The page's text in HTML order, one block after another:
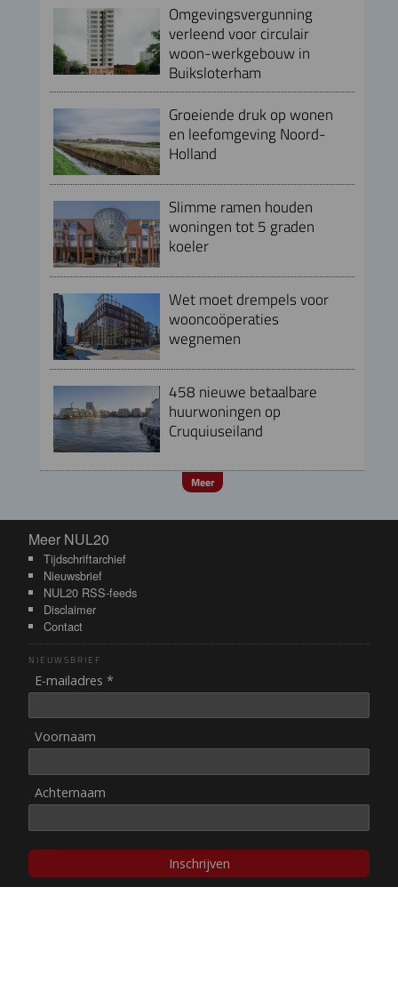
Omgevingsvergunning
verleend voor circulair
woon-werkgebouw in
Buiksloterham
Groeiende druk op wonen
en leefomgeving Noord-
Holland
Slimme ramen houden
woningen tot 5 graden
koeler
Wet moet drempels voor
wooncoöperaties
wegnemen
458 nieuwe betaalbare
huurwoningen op
Cruquiuseiland
Meer
Meer NUL20
Meer NUL20
Tijdschriftarchief
Nieuwsbrief
NUL20 RSS-feeds
Disclaimer
Contact
NIEUWSBRIEF
E-mailadres *
Voornaam
Achternaam
Inschrijven